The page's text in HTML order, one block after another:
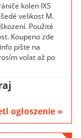
kolen IXS
velikost M.
Použité
Koupeno zde
pište na
volat až po
ogłoszenie »